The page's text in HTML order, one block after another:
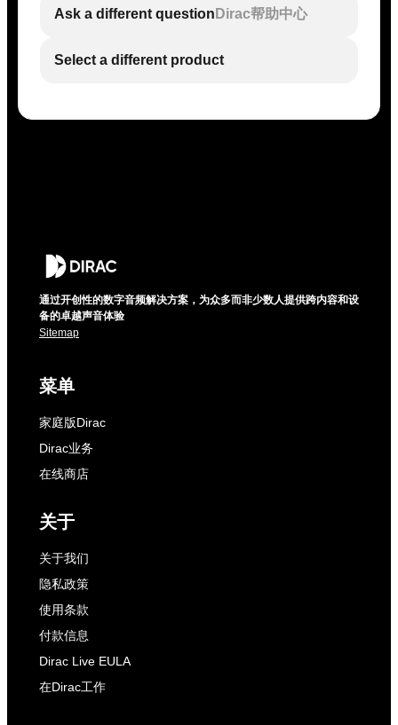
Ask a different question Dirac帮助中心
Select a different product
通过开创性的数字音频解决方案，为众多而非少数人提供跨内容和设
备的卓越声音体验
Sitemap
菜单
家庭版Dirac
Dirac业务
在线商店
关于
关于我们
隐私政策
使用条款
付款信息
Dirac Live EULA
在Dirac工作